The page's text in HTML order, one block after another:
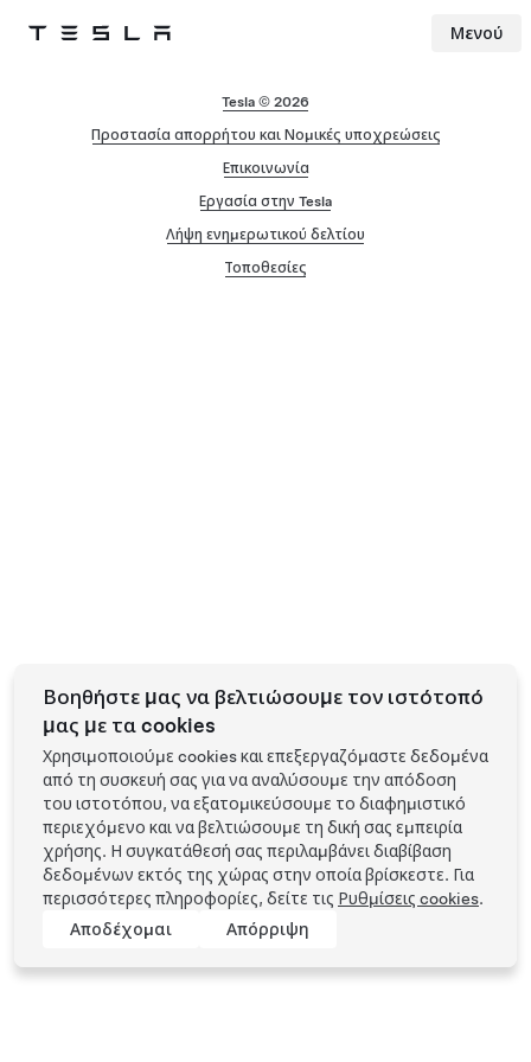
Tesla Μενού
Tesla © 2026
Προστασία απορρήτου και Νομικές υποχρεώσεις
Επικοινωνία
Εργασία στην Tesla
Λήψη ενημερωτικού δελτίου
Τοποθεσίες
Βοηθήστε μας να βελτιώσουμε τον ιστότοπό
μας με τα cookies
Χρησιμοποιούμε cookies και επεξεργαζόμαστε δεδομένα
από τη συσκευή σας για να αναλύσουμε την απόδοση
του ιστοτόπου, να εξατομικεύσουμε το διαφημιστικό
περιεχόμενο και να βελτιώσουμε τη δική σας εμπειρία
χρήσης. Η συγκατάθεσή σας περιλαμβάνει διαβίβαση
δεδομένων εκτός της χώρας στην οποία βρίσκεστε. Για
περισσότερες πληροφορίες, δείτε τις Ρυθμίσεις cookies.
Αποδέχομαι
Απόρριψη